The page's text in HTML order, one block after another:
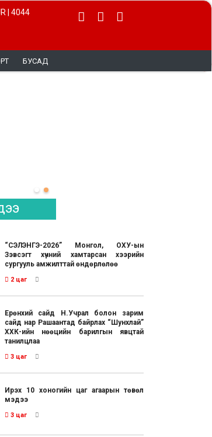
| 4044
БУСАД
“СЭЛЭНГЭ-2026” Монгол, ОХУ-ын
Зэвсэгт хүчний хамтарсан хээрийн
сургууль амжилттай өндөрлөлөө
2 цаг
Ерөнхий сайд Н.Учрал болон зарим
сайд нар Рашаантад байрлах “Шунхлай”
ХХК-ийн нөөцийн барилгын явцтай
танилцлаа
3 цаг
Ирэх 10 хоногийн цаг агаарын төвөл
мэдээ
3 цаг